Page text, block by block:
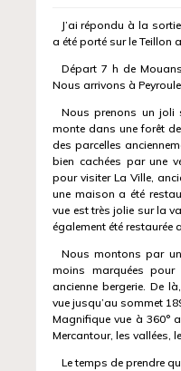
J’ai répondu à la
a été porté sur le Teillon
Départ 7 h de
Nous arrivons à
Nous prenons un joli
monte dans une forêt
des parcelles
bien cachées par une
pour visiter La Ville,
une maison a été
vue est très jolie sur la
également été restaurée
Nous montons par
moins marquées pour
ancienne bergerie. De
vue jusqu’au sommet
Magnifique vue à 360°
Mercantour, les vallées,
Le temps de prendre